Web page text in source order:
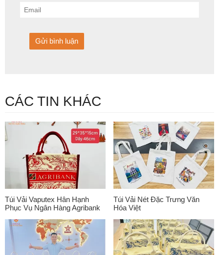
CÁC TIN KHÁC
Túi Vải Vaputex Hân Hạnh
Phục Vụ Ngân Hàng Agribank
Túi Vải Nét Đặc Trưng Văn
Hóa Việt